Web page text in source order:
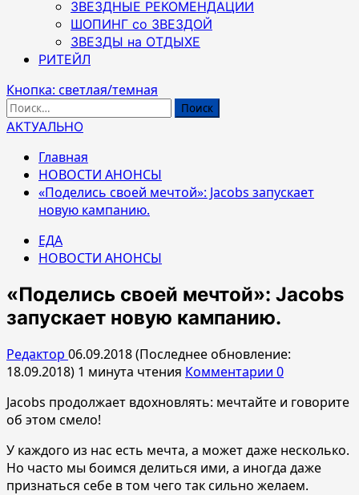
ЗВЕЗДНЫЕ РЕКОМЕНДАЦИИ
ШОПИНГ со ЗВЕЗДОЙ
ЗВЕЗДЫ на ОТДЫХЕ
РИТЕЙЛ
Кнопка: светлая/темная
Найти:
АКТУАЛЬНО
Главная
НОВОСТИ АНОНСЫ
«Поделись своей мечтой»: Jacobs запускает
новую кампанию.
ЕДА
НОВОСТИ АНОНСЫ
«Поделись своей мечтой»: Jacobs
запускает новую кампанию.
Редактор 06.09.2018 (Последнее обновление:
18.09.2018) 1 минута чтения Комментарии 0
Jacobs продолжает вдохновлять: мечтайте и говорите
об этом смело!
У каждого из нас есть мечта, а может даже несколько.
Но часто мы боимся делиться ими, а иногда даже
признаться себе в том чего так сильно желаем.